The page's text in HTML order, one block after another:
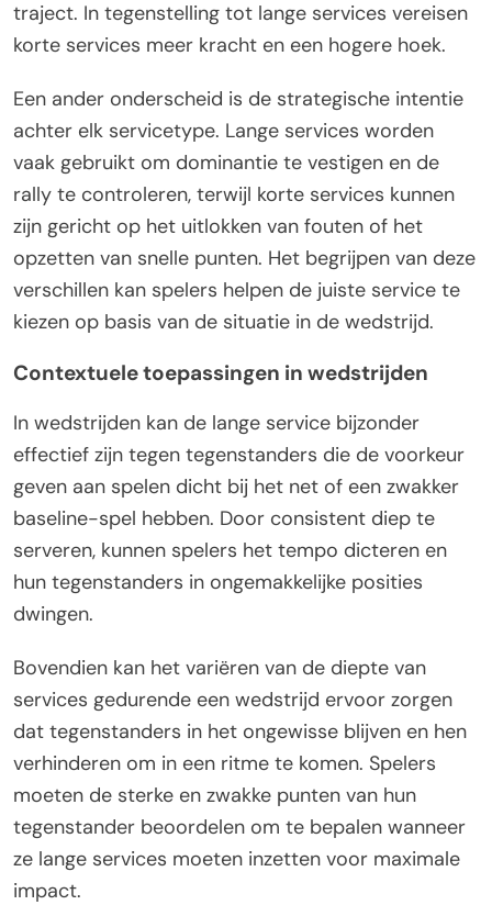
traject. In tegenstelling tot lange services vereisen
korte services meer kracht en een hogere hoek.
Een ander onderscheid is de strategische intentie
achter elk servicetype. Lange services worden
vaak gebruikt om dominantie te vestigen en de
rally te controleren, terwijl korte services kunnen
zijn gericht op het uitlokken van fouten of het
opzetten van snelle punten. Het begrijpen van deze
verschillen kan spelers helpen de juiste service te
kiezen op basis van de situatie in de wedstrijd.
Contextuele toepassingen in wedstrijden
In wedstrijden kan de lange service bijzonder
effectief zijn tegen tegenstanders die de voorkeur
geven aan spelen dicht bij het net of een zwakker
baseline-spel hebben. Door consistent diep te
serveren, kunnen spelers het tempo dicteren en
hun tegenstanders in ongemakkelijke posities
dwingen.
Bovendien kan het variëren van de diepte van
services gedurende een wedstrijd ervoor zorgen
dat tegenstanders in het ongewisse blijven en hen
verhinderen om in een ritme te komen. Spelers
moeten de sterke en zwakke punten van hun
tegenstander beoordelen om te bepalen wanneer
ze lange services moeten inzetten voor maximale
impact.